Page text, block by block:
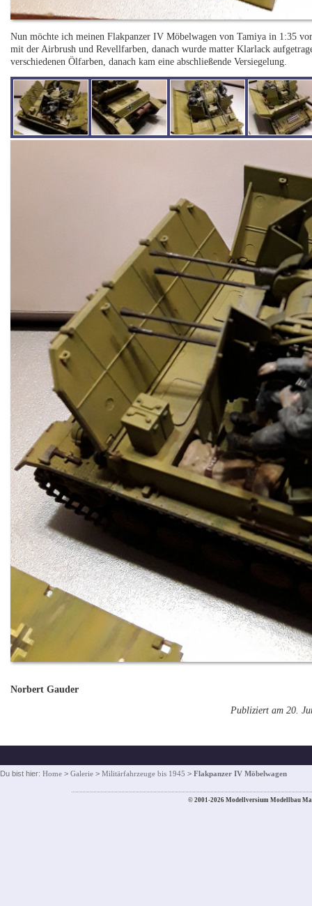
Nun möchte ich meinen Flakpanzer IV Möbelwagen von Tamiya in 1:35
mit der Airbrush und Revellfarben, danach wurde matter Klarlack
verschiedenen Ölfarben, danach kam eine abschließende Versiegelung.
Norbert Gauder
Publiziert am 20.
Du bist hier: Home > Galerie > Militärfahrzeuge bis 1945 > Flakpanzer IV Möbelwagen
© 2001-2026 Modellversium Modellbau